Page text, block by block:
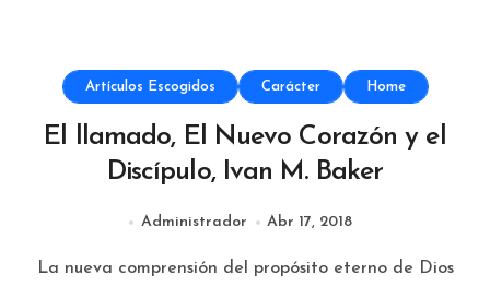
Artículos Escogidos Carácter Home
El llamado, El Nuevo Corazón y el
Discípulo, Ivan M. Baker
Administrador Abr 17, 2018
La nueva comprensión del propósito eterno de Dios